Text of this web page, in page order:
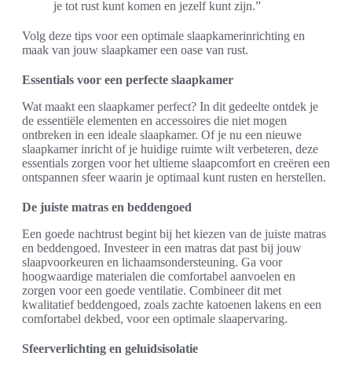
je tot rust kunt komen en jezelf kunt zijn.”
Volg deze tips voor een optimale slaapkamerinrichting en
maak van jouw slaapkamer een oase van rust.
Essentials voor een perfecte slaapkamer
Wat maakt een slaapkamer perfect? In dit gedeelte ontdek je
de essentiële elementen en accessoires die niet mogen
ontbreken in een ideale slaapkamer. Of je nu een nieuwe
slaapkamer inricht of je huidige ruimte wilt verbeteren, deze
essentials zorgen voor het ultieme slaapcomfort en creëren een
ontspannen sfeer waarin je optimaal kunt rusten en herstellen.
De juiste matras en beddengoed
Een goede nachtrust begint bij het kiezen van de juiste matras
en beddengoed. Investeer in een matras dat past bij jouw
slaapvoorkeuren en lichaamsondersteuning. Ga voor
hoogwaardige materialen die comfortabel aanvoelen en
zorgen voor een goede ventilatie. Combineer dit met
kwalitatief beddengoed, zoals zachte katoenen lakens en een
comfortabel dekbed, voor een optimale slaapervaring.
Sfeerverlichting en geluidsisolatie